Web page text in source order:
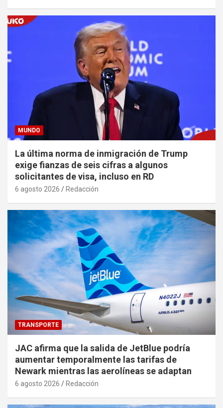
MUNDO
La última norma de inmigración de Trump
exige fianzas de seis cifras a algunos
solicitantes de visa, incluso en RD
6 agosto 2026 Redacción
TRANSPORTE
JAC afirma que la salida de JetBlue podría
aumentar temporalmente las tarifas de
Newark mientras las aerolíneas se adaptan
6 agosto 2026 Redacción